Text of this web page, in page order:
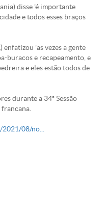
disse 'é importante
e todos esses braços
'as vezes a gente
buracos e recapeamento, e
e eles estão todos de
durante a 34ª Sessão
08/no...